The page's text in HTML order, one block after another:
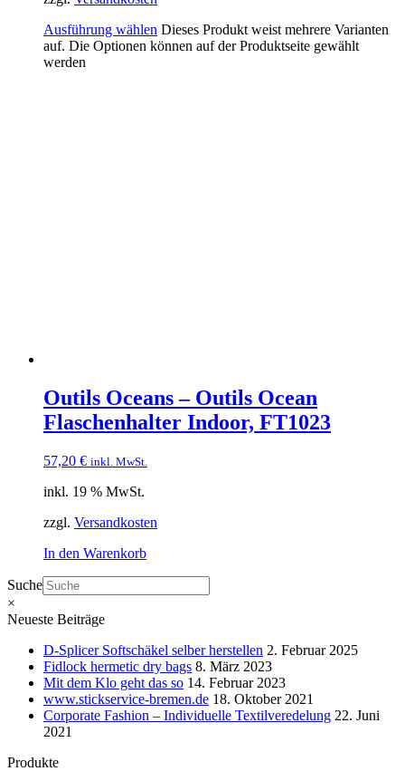
Ausführung wählen Dieses Produkt weist mehrere Varianten
auf. Die Optionen können auf der Produktseite gewählt
werden
Outils Oceans – Outils Ocean
Flaschenhalter Indoor, FT1023
57,20 € inkl. MwSt.
inkl. 19 % MwSt.
zzgl. Versandkosten
In den Warenkorb
Suche
×
Neueste Beiträge
D-Splicer Softschäkel selber herstellen 2. Februar 2025
Fidlock hermetic dry bags 8. März 2023
Mit dem Klo geht das so 14. Februar 2023
www.stickservice-bremen.de 18. Oktober 2021
Corporate Fashion – Individuelle Textilveredelung 22. Juni
2021
Produkte